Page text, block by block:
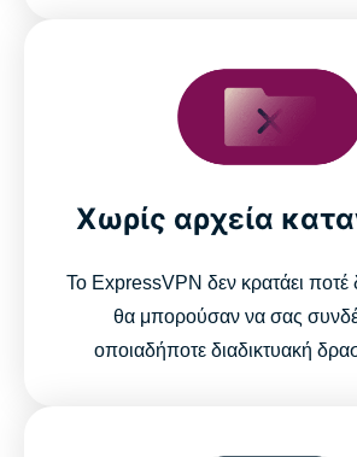
Χωρίς αρχεία
Το ExpressVPN δεν κρατάει
θα μπορούσαν να σας
οποιαδήποτε διαδικτυακή